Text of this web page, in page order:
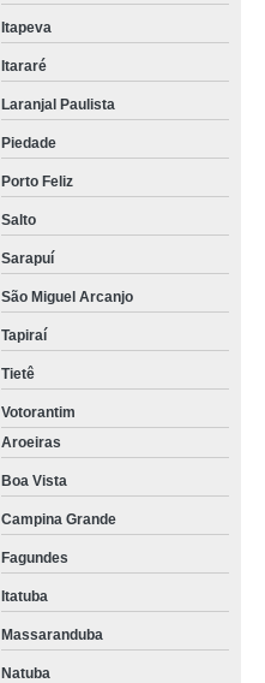
Itapeva
Itararé
Laranjal Paulista
Piedade
Porto Feliz
Salto
Sarapuí
São Miguel Arcanjo
Tapiraí
Tietê
Votorantim
Aroeiras
Boa Vista
Campina Grande
Fagundes
Itatuba
Massaranduba
Natuba